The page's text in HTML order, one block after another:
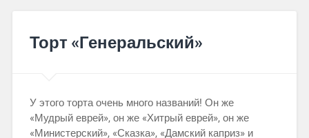
Торт «Генеральский»
У этого торта очень много названий! Он же
«Мудрый еврей», он же «Хитрый еврей», он же
«Министерский», «Сказка», «Дамский каприз» и